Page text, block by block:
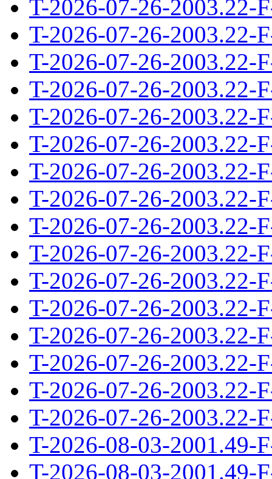
T-2026-07-26-2003.22-
T-2026-07-26-2003.22-
T-2026-07-26-2003.22-
T-2026-07-26-2003.22-
T-2026-07-26-2003.22-
T-2026-07-26-2003.22-
T-2026-07-26-2003.22-
T-2026-07-26-2003.22-
T-2026-07-26-2003.22-
T-2026-07-26-2003.22-
T-2026-07-26-2003.22-
T-2026-07-26-2003.22-
T-2026-07-26-2003.22-
T-2026-07-26-2003.22-
T-2026-07-26-2003.22-
T-2026-07-26-2003.22-
T-2026-08-03-2001.49-
T-2026-08-03-2001.49-